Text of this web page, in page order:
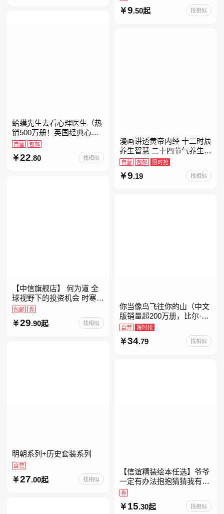
增思维导图必读正版课外书
初中名著语文书目初一课外
9.50起 找相似
蛤蟆先生去看心理医生（热
销500万册！英国经典心理
咨询入门书，知名心理学家
自营 包邮
22.80 找相似
漫画讲透黄帝内经 十二时辰
养生智慧 二十四节气养生智
慧 中医八大名著之一养生图
解 皇帝内经漫画版原版
自营 包邮 限时抢
9.19 找相似
【中信旗舰店】 何为道 全
球视野下的投资机会 时寒冰
大道 段永平投资问答录穷查
理宝典 红利指数基金指南芒
格之道 纳瓦尔
包邮 券
29.90起 找相似
你当像鸟飞往你的山（中文
版销量超200万册，比尔·盖
茨年度特别推荐！登顶《纽
约时报》畅销榜80+周，这
本书比你听说的还要
自营 限时抢
34.79 找相似
明朝系列+历史套装系列
自营
27.00起 找相似
【信谊精装绘本任选】爷爷
一定有办法抱抱猜猜我有多
爱你妈妈买绿豆我的情绪小
怪兽青蛙和蟾蜍好饿的毛毛
虫儿童故事书阅读精装绘本
券
15.30起 找相似